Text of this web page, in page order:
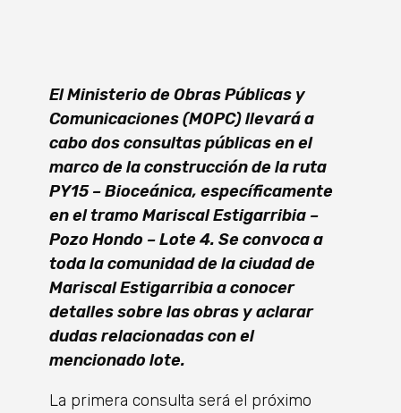
El Ministerio de Obras Públicas y
Comunicaciones (MOPC) llevará a
cabo dos consultas públicas en el
marco de la construcción de la ruta
PY15 – Bioceánica, específicamente
en el tramo Mariscal Estigarribia –
Pozo Hondo – Lote 4. Se convoca a
toda la comunidad de la ciudad de
Mariscal Estigarribia a conocer
detalles sobre las obras y aclarar
dudas relacionadas con el
mencionado lote.
La primera consulta será el próximo